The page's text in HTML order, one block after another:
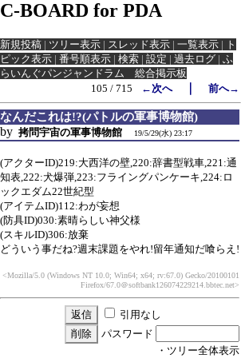
C-BOARD for PDA
新規投稿 | ツリー表示 | スレッド表示 | 一覧表示 | ト
ピック表示 | 番号順表示 | 検索 | 設定 | 過去ログ | ふ
らいんぐパンジャンドラム 総合掲示板
105 / 715
←次へ｜ 前へ→
なんだこれは!?(パトルの軍事博物館)
by 拷問宇宙の軍事博物館 19/5/29(水) 23:17
(アクターID)219:大西洋の壁,220:辞書型戦車,221:通
知表,222:犬爆弾,223:フライングパンケーキ,224:ロ
ックエダム22世紀型
(アイテムID)112:わが妄想
(防具ID)030:素晴らしい神父様
(スキルID)306:放棄
どういう事だね?週末課題をやれ!留年通知だ喰らえ!
<Mozilla/5.0 (Windows NT 10.0; Win64; x64; rv:67.0) Gecko/20100101
Firefox/67.0＠softbank126074229214.bbtec.net>
引用なし
パスワード
・ツリー全体表示